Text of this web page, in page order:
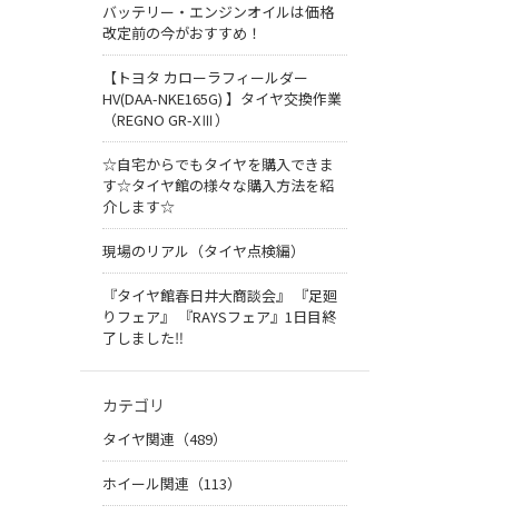
バッテリー・エンジンオイルは価格
改定前の今がおすすめ！
【トヨタ カローラフィールダー
HV(DAA-NKE165G) 】タイヤ交換作業
（REGNO GR-XⅢ）
☆自宅からでもタイヤを購入できま
す☆タイヤ館の様々な購入方法を紹
介します☆
現場のリアル（タイヤ点検編）
『タイヤ館春日井大商談会』 『足廻
りフェア』 『RAYSフェア』1日目終
了しました‼
カテゴリ
タイヤ関連（489）
ホイール関連（113）